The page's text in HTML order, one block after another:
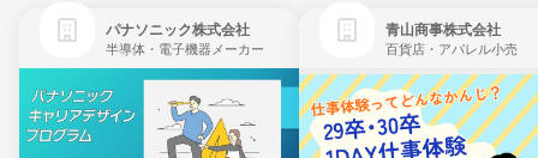
パナソニック株式会社
半導体・電子機器メーカー
青山商事株式会社
百貨店・アパレル小売